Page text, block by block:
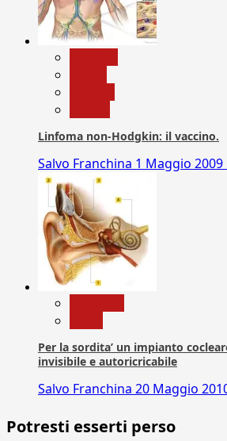
Linfoma non-Hodgkin: il vaccino.
Salvo Franchina 1 Maggio 2009
Per la sordita’ un impianto
invisibile e autoricricabile
Salvo Franchina 20 Maggio
Potresti esserti perso